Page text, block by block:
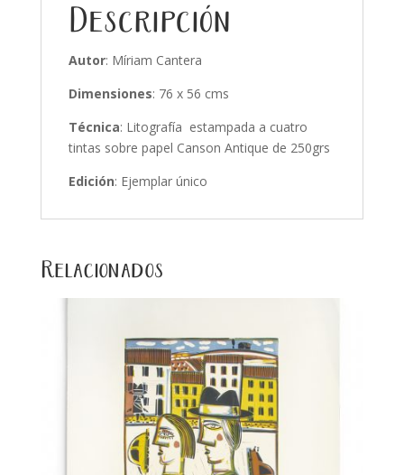
Descripción
Autor: Míriam Cantera
Dimensiones: 76 x 56 cms
Técnica: Litografía estampada a cuatro
tintas sobre papel Canson Antique de 250grs
Edición: Ejemplar único
Relacionados